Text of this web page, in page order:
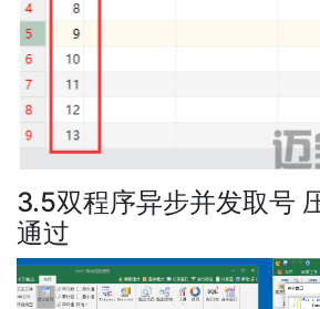
3.5双程序异步并发取号
通过